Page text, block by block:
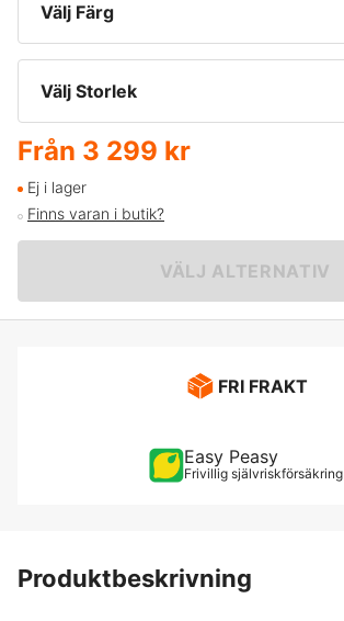
Välj Färg
Välj Storlek
XS
S
4XL
Från 3 299 kr
Ej i lager
Finns varan i butik?
VÄLJ ALTERNATIV
FRI FRAKT
Easy Peasy
Frivillig självriskförsäkring
Produktbeskrivning